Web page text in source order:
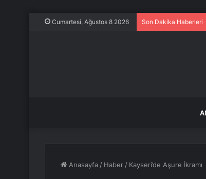
Cumartesi, Ağustos 8 2026 Son Dakika Haberleri
Anasayfa / Haber / Kayseri’de Aşure İkramı